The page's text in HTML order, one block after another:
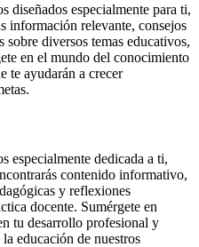
diseñados especialmente para ti,
información relevante, consejos
diversos temas educativos,
en el mundo del conocimiento
te ayudarán a crecer
especialmente dedicada a ti,
contenido informativo,
y reflexiones
docente. Sumérgete en
tu desarrollo profesional y
educación de nuestros